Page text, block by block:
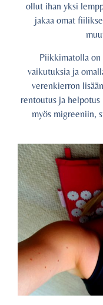
ollut ihan yksi
jakaa omat
Piikkimatolla
vaikutuksia ja
verenkierron
rentoutus ja helpotus
myös migreeniin,